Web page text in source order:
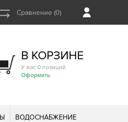
Сравнение (0)
В КОРЗИНЕ
У вас 0 позиций
Оформить
ВОДОСНАБЖЕНИЕ